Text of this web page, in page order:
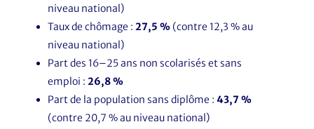
niveau national)
Taux de chômage : 27,5 %(contre 12,3 % au
niveau national)
Part des 16–25 ans non scolarisés et sans
emploi : 26,8 %
Part de la population sans diplôme : 43,7 %
(contre 20,7 % au niveau national)